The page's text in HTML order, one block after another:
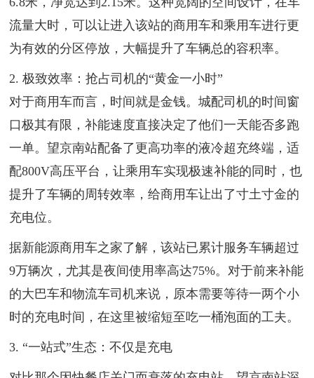
流量大时，可以让进入该站的商用车和乘用车进行更
为有效的分区停放，大幅提升了车辆总的容积率。
2. 极致效率：抢占司机的“黄金一小时”
对于商用车而言，时间就是金钱。城配司机的时间窗
口极其有限，补能速度直接决定了他们一天能否多跑
一单。望京南站配备了更高功率的液冷超充终端，适
配800V高压平台，让乘用车实现极速补能的同时，也
提升了车辆的周转效率，给商用车让出了寸土寸金的
充电位。
据新能源商用车之家了解，该站已累计服务车辆超过
9万辆次，尤其是夜间使用率高达75%。对于前来补能
的大巴车和物流车司机来说，原本需要等待一两个小
时的充电时间，在这里被缩短至吃一桶泡面的工夫。
3. “一站式”生态：不仅是充电